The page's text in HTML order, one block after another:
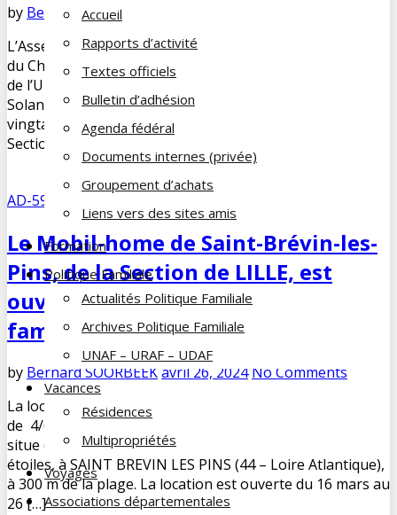
Accueil
Rapports d’activité
Textes officiels
Bulletin d’adhésion
Agenda fédéral
Documents internes (privée)
Groupement d’achats
Liens vers des sites amis
Formation
Politique Familiale
Actualités Politique Familiale
Archives Politique Familiale
UNAF – URAF – UDAF
Vacances
Résidences
Multipropriétés
Voyages
Associations départementales
by Bernard SOORBEEK
L’Assemblée Générale de la Section de Lille de la Famille
du Cheminot s’est tenue dans la salle de réunion du siège
de l’UDAF du Nord, à Lille, le 18 mars 2024. La présidente
Solange SOORBEEK, a accueilli un peu plus d’une
vingtaine de personnes pour l’Assemblée Générale de la
Section de LILLE de 2024, qui […]
AD-59 La vie des AD
Le Mobil-home de Saint-Brévin-les-
Pins, de la Section de LILLE, est
ouvert à tous les adhérents de La
famille du Cheminot
by Bernard SOORBEEKavril 26, 2024 No Comments
La location du mobil-home de la Section, d’une capacité
de 4/6 personnes, se fait à la semaine. Le mobil-home se
situe dans le camping SIBLU des Pierres Couchées, en 4
étoiles, à SAINT BREVIN LES PINS (44 – Loire Atlantique),
à 300 m de la plage. La location est ouverte du 16 mars au
26 […]